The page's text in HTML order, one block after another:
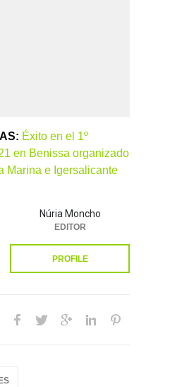
Éxito en el 1º
en Benissa organizado
Marina e Igersalicante
Núria Moncho
EDITOR
PROFILE